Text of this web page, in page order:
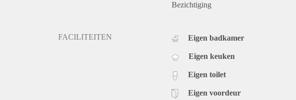
Bezichtiging
FACILITEITEN Eigen badkamer
Eigen keuken
Eigen toilet
Eigen voordeur